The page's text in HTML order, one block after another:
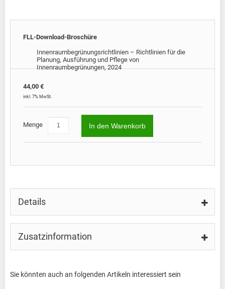
FLL-Download-Broschüre
Innenraumbegrünungsrichtlinien – Richtlinien für die
Planung, Ausführung und Pflege von
Innenraumbegrünungen, 2024
44,00 €
inkl. 7% MwSt.
Menge In den Warenkorb
Details
Zusatzinformation
Sie könnten auch an folgenden Artikeln interessiert sein